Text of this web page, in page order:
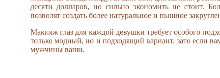
десяти долларов, но сильно экономить не стоит.
позволят создать более натуральное и пышное
Макияж глаз для каждой девушки требует особого
только модный, но и подходящий вариант, зато если
мужчины ваши.